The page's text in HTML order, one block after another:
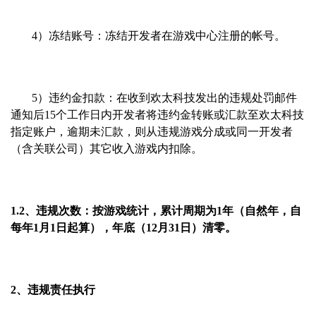
4）冻结账号：冻结开发者在游戏中心注册的帐号。
5）违约金扣款：在收到欢太科技发出的违规处罚邮件
通知后15个工作日内开发者将违约金转账或汇款至欢太科技
指定账户，逾期未汇款，则从违规游戏分成或同一开发者
（含关联公司）其它收入游戏内扣除。
1.2、违规次数：按游戏统计，累计周期为1年（自然年，自
每年1月1日起算），年底（12月31日）清零。
2、违规责任执行